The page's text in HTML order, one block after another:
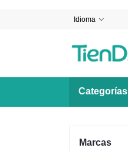
Idioma
Categorías
Marcas